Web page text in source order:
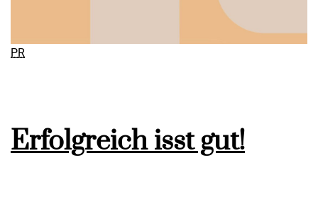
PR
Erfolgreich isst gut!